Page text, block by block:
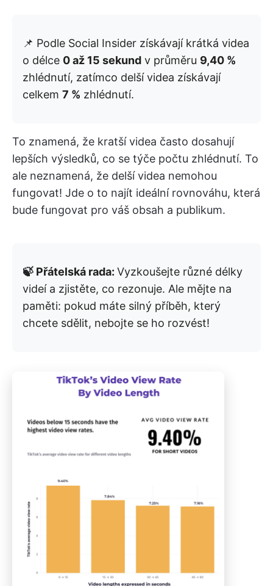
📌 Podle Social Insider získávají krátká videa
o délce 0 až 15 sekund v průměru 9,40 %
zhlédnutí, zatímco delší videa získávají
celkem 7 % zhlédnutí.
To znamená, že kratší videa často dosahují
lepších výsledků, co se týče počtu zhlédnutí. To
ale neznamená, že delší videa nemohou
fungovat! Jde o to najít ideální rovnováhu, která
bude fungovat pro váš obsah a publikum.
🍃 Přátelská rada: Vyzkoušejte různé délky
videí a zjistěte, co rezonuje. Ale mějte na
paměti: pokud máte silný příběh, který
chcete sdělit, nebojte se ho rozvést!